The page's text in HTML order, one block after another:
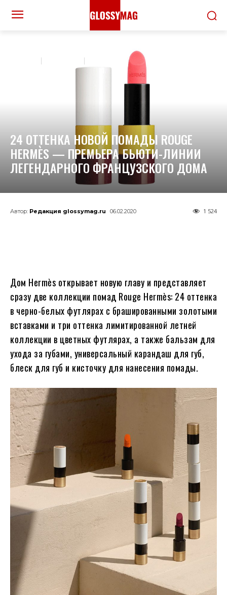
24 ОТТЕНКА НОВОЙ ПОМАДЫ ROUGE
HERMÈS — ПРЕМЬЕРА БЬЮТИ-ЛИНИИ
ЛЕГЕНДАРНОГО ФРАНЦУЗСКОГО ДОМА
Автор: Редакция glossymag.ru 06.02.2020 1 524
Дом Hermès открывает новую главу и представляет
сразу две коллекции помад Rouge Hermès: 24 оттенка
в черно-белых футлярах с брашированными золотыми
вставками и три оттенка лимитированной летней
коллекции в цветных футлярах, а также бальзам для
ухода за губами, универсальный карандаш для губ,
блеск для губ и кисточку для нанесения помады.